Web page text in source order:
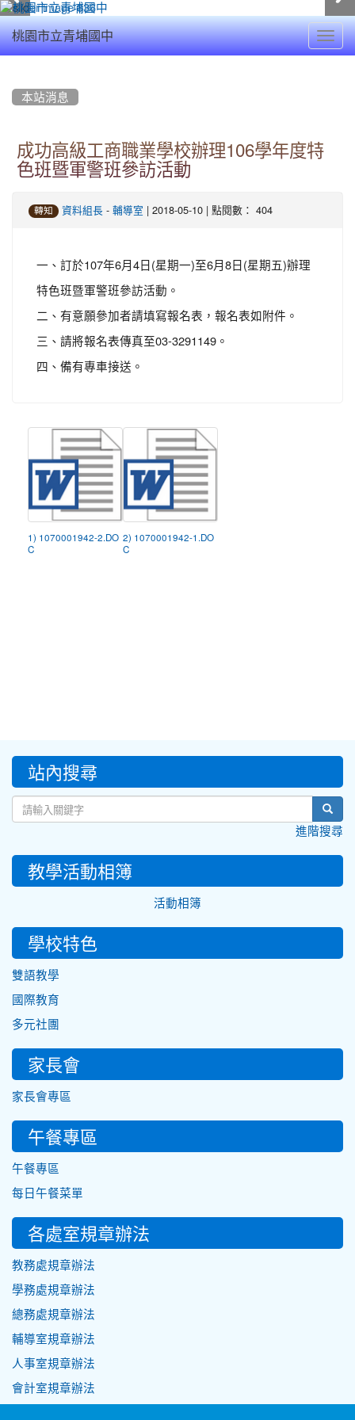
桃園市立青埔國中
本站消息
成功高級工商職業學校辦理106學年度特
色班暨軍警班參訪活動
轉知 資料組長 - 輔導室 | 2018-05-10 | 點閱數： 404
一、訂於107年6月4日(星期一)至6月8日(星期五)辦理
特色班暨軍警班參訪活動。
二、有意願參加者請填寫報名表，報名表如附件。
三、請將報名表傳真至03-3291149。
四、備有專車接送。
1) 1070001942-2.DO
C
2) 1070001942-1.DO
C
::: 站內搜尋
進階搜尋
教學活動相簿
活動相簿
學校特色
雙語教學
國際教育
多元社團
家長會
家長會專區
午餐專區
午餐專區
每日午餐菜單
各處室規章辦法
教務處規章辦法
學務處規章辦法
總務處規章辦法
輔導室規章辦法
人事室規章辦法
會計室規章辦法